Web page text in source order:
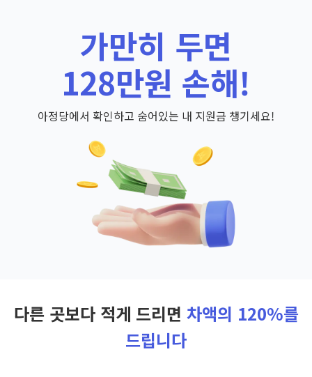
가만히 두면
128만원 손해!
아정당에서 확인하고 숨어있는 내 지원금 챙기세요!
다른 곳보다 적게 드리면 차액의 120%를
드립니다